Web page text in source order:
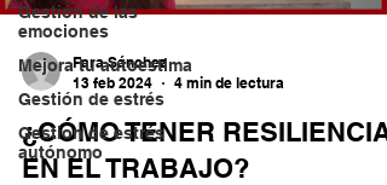
Gestión de las
emociones
Mejora tu autoestima
Gestión de estrés
Gestion de estrés
autónomo
Fara Sánchez
13 feb 2024
4 min de lectura
¿CÓMO TENER RESILIENCIA
EN EL TRABAJO?